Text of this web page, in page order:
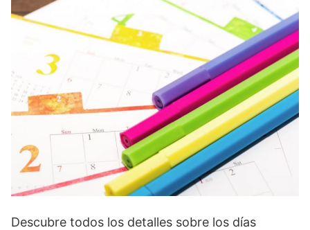
Descubre todos los detalles sobre los días